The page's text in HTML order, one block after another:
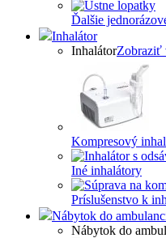
Ďalšie
Inhalátor
InhalátorZobraziť
Kompresový
Iné inhalátory
Príslušenstvo k
Nábytok do
Nábytok do